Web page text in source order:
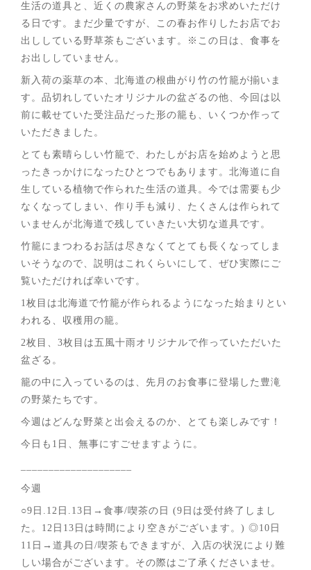
生活の道具と、近くの農家さんの野菜をお求めいただけ
る日です。まだ少量ですが、この春お作りしたお店でお
出ししている野草茶もございます。※この日は、食事を
お出ししていません。
新入荷の薬草の本、北海道の根曲がり竹の竹籠が揃いま
す。品切れしていたオリジナルの盆ざるの他、今回は以
前に載せていた受注品だった形の籠も、いくつか作って
いただきました。
とても素晴らしい竹籠で、わたしがお店を始めようと思
ったきっかけになったひとつでもあります。北海道に自
生している植物で作られた生活の道具。今では需要も少
なくなってしまい、作り手も減り、たくさんは作られて
いませんが北海道で残していきたい大切な道具です。
竹籠にまつわるお話は尽きなくてとても長くなってしま
いそうなので、説明はこれくらいにして、ぜひ実際にご
覧いただければ幸いです。
1枚目は北海道で竹籠が作られるようになった始まりとい
われる、収穫用の籠。
2枚目、3枚目は五風十雨オリジナルで作っていただいた
盆ざる。
籠の中に入っているのは、先月のお食事に登場した豊滝
の野菜たちです。
今週はどんな野菜と出会えるのか、とても楽しみです！
今日も1日、無事にすごせますように。
今週
○9日.12日.13日→食事/喫茶の日 (9日は受付終了しまし
た。12日13日は時間により空きがございます。) ◎10日
11日→道具の日/喫茶もできますが、入店の状況により難
しい場合がございます。その際はご了承くださいませ。